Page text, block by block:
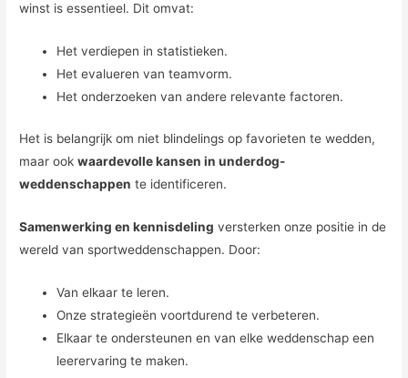
winst is essentieel. Dit omvat:
Het verdiepen in statistieken.
Het evalueren van teamvorm.
Het onderzoeken van andere relevante factoren.
Het is belangrijk om niet blindelings op favorieten te wedden,
maar ookwaardevolle kansen in underdog-
weddenschappen te identificeren.
Samenwerking en kennisdeling versterken onze positie in de
wereld van sportweddenschappen. Door:
Van elkaar te leren.
Onze strategieën voortdurend te verbeteren.
Elkaar te ondersteunen en van elke weddenschap een
leerervaring te maken.